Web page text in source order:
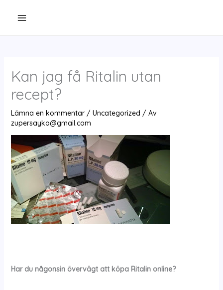
Kan jag få Ritalin utan
recept?
Lämna en kommentar / Uncategorized / Av
zupersayko@gmail.com
Har du någonsin övervägt att köpa Ritalin online?